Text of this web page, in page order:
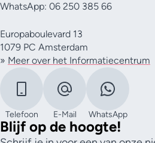
WhatsApp: 06 250 385 66
Europaboulevard 13
1079 PC Amsterdam
» Meer over het Informatiecentrum
Telefoon E-Mail WhatsApp
Blijf op de hoogte!